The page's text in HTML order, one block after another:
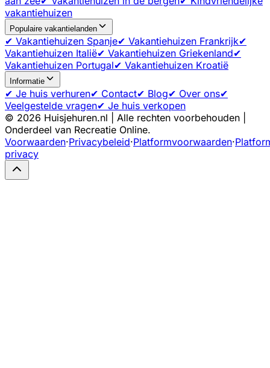
vakantiehuizen
Populaire vakantielanden
✔ Vakantiehuizen Spanje✔ Vakantiehuizen Frankrijk✔
Vakantiehuizen Italië✔ Vakantiehuizen Griekenland✔
Vakantiehuizen Portugal✔ Vakantiehuizen Kroatië
Informatie
✔ Je huis verhuren✔ Contact✔ Blog✔ Over ons✔
Veelgestelde vragen✔ Je huis verkopen
© 2026 Huisjehuren.nl | Alle rechten voorbehouden |
Onderdeel van Recreatie Online.
Voorwaarden·Privacybeleid·Platformvoorwaarden·
privacy